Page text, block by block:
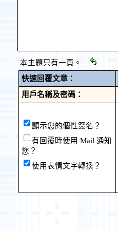
本主題只有一頁。
快速回覆文章：
用戶名稱及密碼：
顯示您的個性簽名？
有回覆時使用 Mail 通知
您？
使用表情文字轉換？